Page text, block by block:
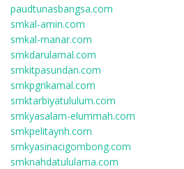
paudtunasbangsa.com
smkal-amin.com
smkal-manar.com
smkdarulamal.com
smkitpasundan.com
smkpgrikamal.com
smktarbiyatululum.com
smkyasalam-elummah.com
smkpelitaynh.com
smkyasinacigombong.com
smknahdatululama.com